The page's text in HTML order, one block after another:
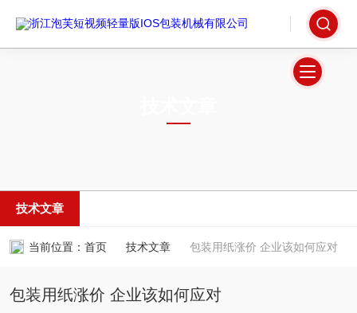
技术文章
当前位置： 首页 技术文章 包装用纸涨价 企业该如何应对
包装用纸涨价 企业该如何应对